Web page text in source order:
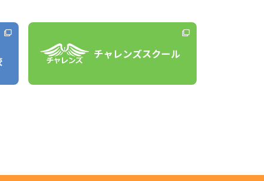
チャレンズスクール